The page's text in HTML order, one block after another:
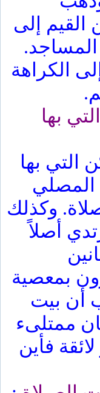
القيم إلى
الكراهة
بها
التي بها
المصلي
وكذلك
أصلاً
بمعصية
أن بيت
ممتلىء
فأين